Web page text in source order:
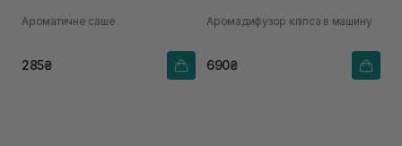
Ароматичне саше
285₴
Аромадифузор кліпса в машину
690₴